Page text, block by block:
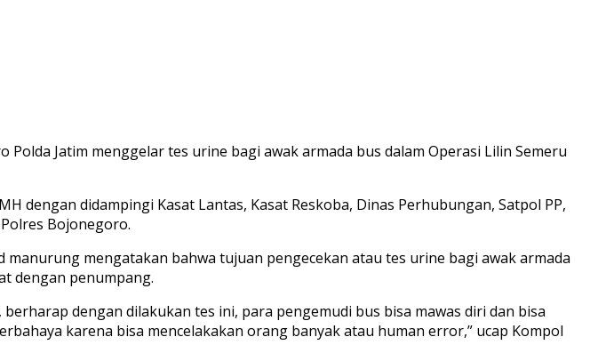
Jatim menggelar tes urine bagi awak armada bus dalam Operasi Lilin Semeru
dengan didampingi Kasat Lantas, Kasat Reskoba, Dinas Perhubungan, Satpol PP,
Bojonegoro.
manurung mengatakan bahwa tujuan pengecekan atau tes urine bagi awak armada
dengan penumpang.
dengan dilakukan tes ini, para pengemudi bus bisa mawas diri dan bisa
karena bisa mencelakakan orang banyak atau human error,” ucap Kompol